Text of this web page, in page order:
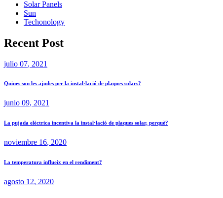
Solar Panels
Sun
Techonology
Recent Post
julio 07, 2021
Quines son les ajudes per la instal·lació de plaques solars?
junio 09, 2021
La pujada elèctrica incentiva la instal·lació de plaques solar, perquè?
noviembre 16, 2020
La temperatura influeix en el rendiment?
agosto 12, 2020